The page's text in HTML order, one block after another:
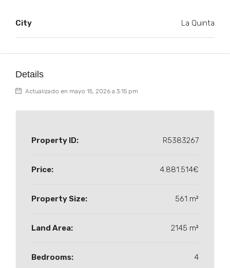
City La Quinta
Details
Actualizado en mayo 15, 2026 a 3:15 pm
Property ID: R5383267
Price: 4.881.514€
Property Size: 561 m²
Land Area: 2145 m²
Bedrooms: 4